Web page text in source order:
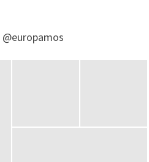
@europamos